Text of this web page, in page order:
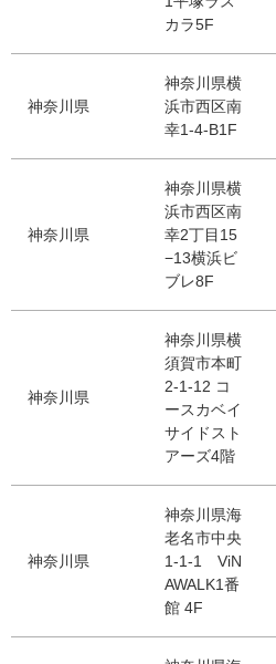
カラ5F
神奈川県
神奈川県横
浜市西区南
幸1-4-B1F
神奈川県
神奈川県横
浜市西区南
幸2丁目15
−13横浜ビ
ブレ8F
神奈川県
神奈川県横
須賀市本町
2-1-12 コ
ースカベイ
サイドスト
アーズ4階
神奈川県
神奈川県海
老名市中央
1-1-1 ViN
AWALK1番
館 4F